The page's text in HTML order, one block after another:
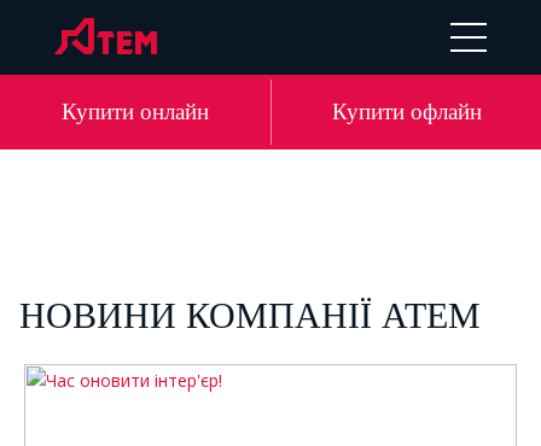
LV RU
Купити онлайн Купити офлайн
НОВИНИ КОМПАНІЇ АТЕМ